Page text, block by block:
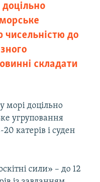
чисельністю до
складати
морі доцільно
угруповання
катерів і суден
сили» – до 12